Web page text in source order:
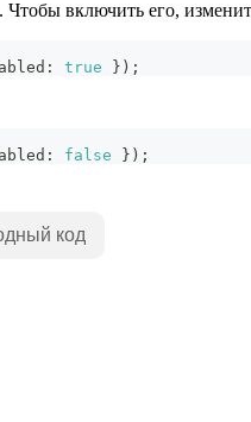
включить его,
: true } ) ;
: false } ) ;
код